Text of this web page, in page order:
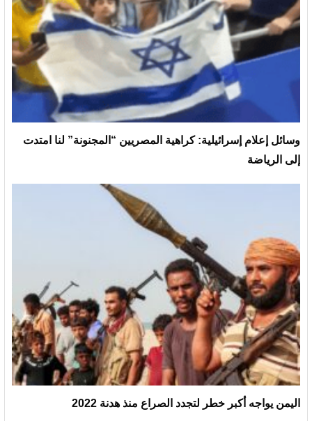
وسائل إعلام إسرائيلية: كراهية المصريين “المجنونة” لنا امتدت
إلى الرياضة
اليمن يواجه أكبر خطر لتجدد الصراع منذ هدنة 2022